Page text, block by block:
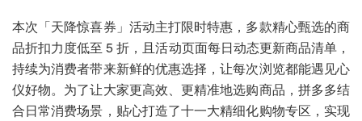
本次「天降惊喜券」活动主打限时特惠，多款精心甄选的商
品折扣力度低至 5 折，且活动页面每日动态更新商品清单，
持续为消费者带来新鲜的优惠选择，让每次浏览都能遇见心
仪好物。为了让大家更高效、更精准地选购商品，拼多多结
合日常消费场景，贴心打造了十一大精细化购物专区，实现